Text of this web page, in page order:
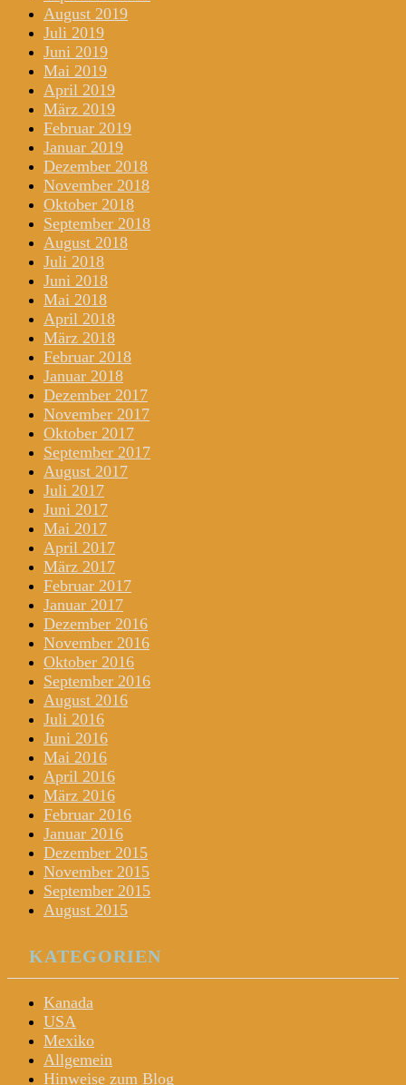
August 2019
Juli 2019
Juni 2019
Mai 2019
April 2019
März 2019
Februar 2019
Januar 2019
Dezember 2018
November 2018
Oktober 2018
September 2018
August 2018
Juli 2018
Juni 2018
Mai 2018
April 2018
März 2018
Februar 2018
Januar 2018
Dezember 2017
November 2017
Oktober 2017
September 2017
August 2017
Juli 2017
Juni 2017
Mai 2017
April 2017
März 2017
Februar 2017
Januar 2017
Dezember 2016
November 2016
Oktober 2016
September 2016
August 2016
Juli 2016
Juni 2016
Mai 2016
April 2016
März 2016
Februar 2016
Januar 2016
Dezember 2015
November 2015
September 2015
August 2015
KATEGORIEN
Kanada
USA
Mexiko
Allgemein
Hinweise zum Blog